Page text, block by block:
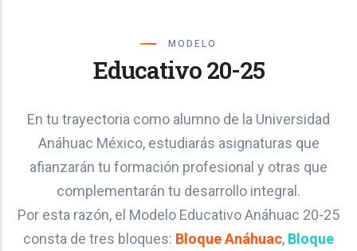
MODELO
Educativo 20-25
En tu trayectoria como alumno de la Universidad
Anáhuac México, estudiarás asignaturas que
afianzarán tu formación profesional y otras que
complementarán tu desarrollo integral.
Por esta razón, el Modelo Educativo Anáhuac 20-25
consta de tres bloques: Bloque Anáhuac, Bloque